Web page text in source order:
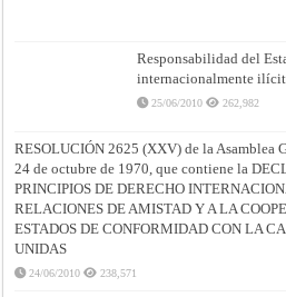
Responsabilidad del
internacionalmente
25/06/2010 262,982
RESOLUCIÓN 2625 (XXV) de la Asamblea
24 de octubre de 1970, que contiene la
PRINCIPIOS DE DERECHO
RELACIONES DE AMISTAD Y A LA
ESTADOS DE CONFORMIDAD CON LA
UNIDAS
24/06/2010 238,571